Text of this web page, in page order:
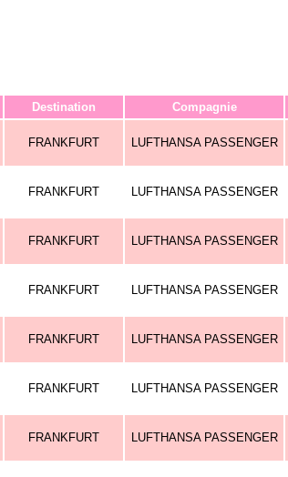
Destination Compagnie
FRANKFURT LUFTHANSA PASSENGER
FRANKFURT LUFTHANSA PASSENGER
FRANKFURT LUFTHANSA PASSENGER
FRANKFURT LUFTHANSA PASSENGER
FRANKFURT LUFTHANSA PASSENGER
FRANKFURT LUFTHANSA PASSENGER
FRANKFURT LUFTHANSA PASSENGER